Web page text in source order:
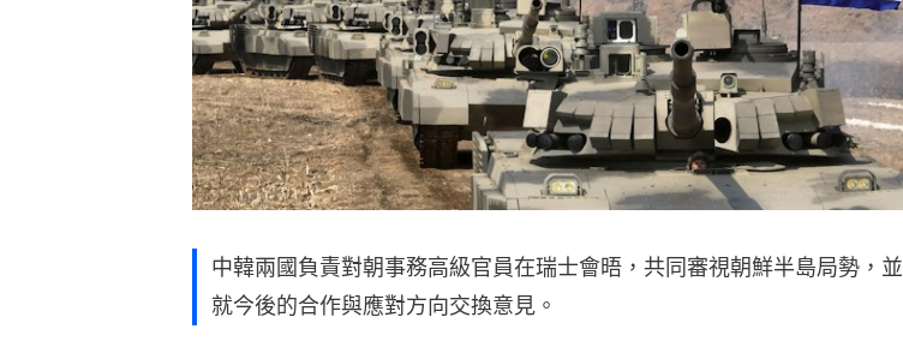
中韓兩國負責對朝事務高級官員在瑞士會晤，共同審視朝鮮半島局勢，並
就今後的合作與應對方向交換意見。